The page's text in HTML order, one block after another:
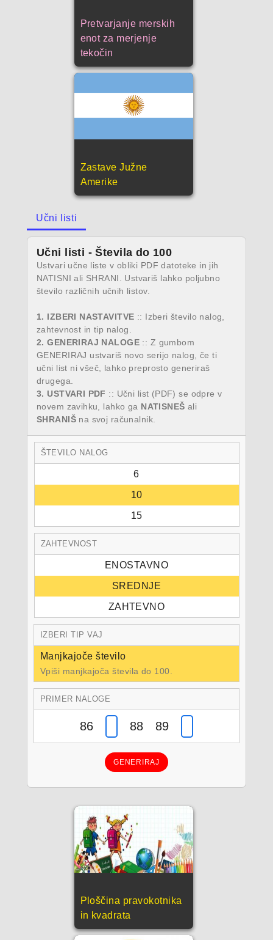
Pretvarjanje merskih
enot za merjenje
tekočin
Zastave Južne
Amerike
Učni listi
Učni listi - Števila do 100
Ustvari učne liste v obliki PDF datoteke in jih
NATISNI ali SHRANI. Ustvariš lahko poljubno
število različnih učnih listov.
1. IZBERI NASTAVITVE :: Izberi število nalog,
zahtevnost in tip nalog.
2. GENERIRAJ NALOGE:: Z gumbom
GENERIRAJ ustvariš novo serijo nalog, če ti
učni list ni všeč, lahko preprosto generiraš
drugega.
3. USTVARI PDF :: Učni list (PDF) se odpre v
novem zavihku, lahko ga NATISNEŠ ali
SHRANIŠna svoj računalnik.
ŠTEVILO NALOG
6
10
15
ZAHTEVNOST
ENOSTAVNO
SREDNJE
ZAHTEVNO
IZBERI TIP VAJ
Manjkajoče število
Vpiši manjkajoča števila do 100.
PRIMER NALOGE
86 88 89
GENERIRAJ
Ploščina pravokotnika
in kvadrata